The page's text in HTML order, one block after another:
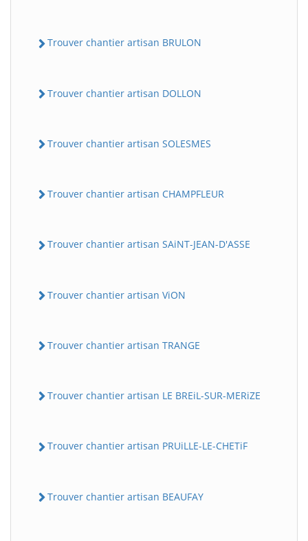
Trouver chantier artisan BRULON
Trouver chantier artisan DOLLON
Trouver chantier artisan SOLESMES
Trouver chantier artisan CHAMPFLEUR
Trouver chantier artisan SAiNT-JEAN-D'ASSE
Trouver chantier artisan ViON
Trouver chantier artisan TRANGE
Trouver chantier artisan LE BREiL-SUR-MERiZE
Trouver chantier artisan PRUiLLE-LE-CHETiF
Trouver chantier artisan BEAUFAY
B BatiWebPro